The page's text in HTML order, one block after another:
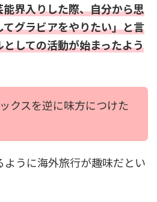
界入りした際、自分から思
グラビアをやりたい」と言
しての活動が始まったよう
クスを逆に味方につけた
ように海外旅行が趣味だとい